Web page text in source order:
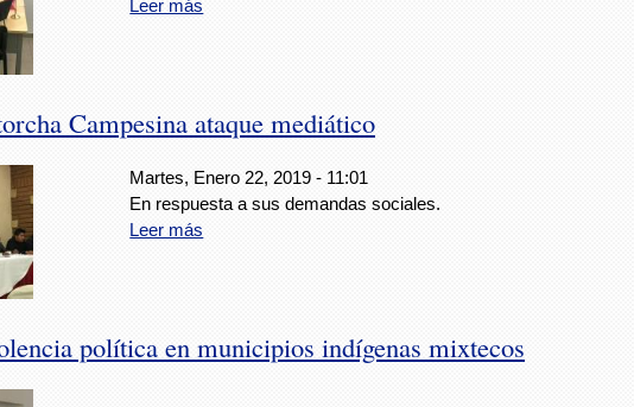
Leer más
Campesina ataque mediático
Martes, Enero 22, 2019 - 11:01
En respuesta a sus demandas sociales.
Leer más
política en municipios indígenas mixtecos